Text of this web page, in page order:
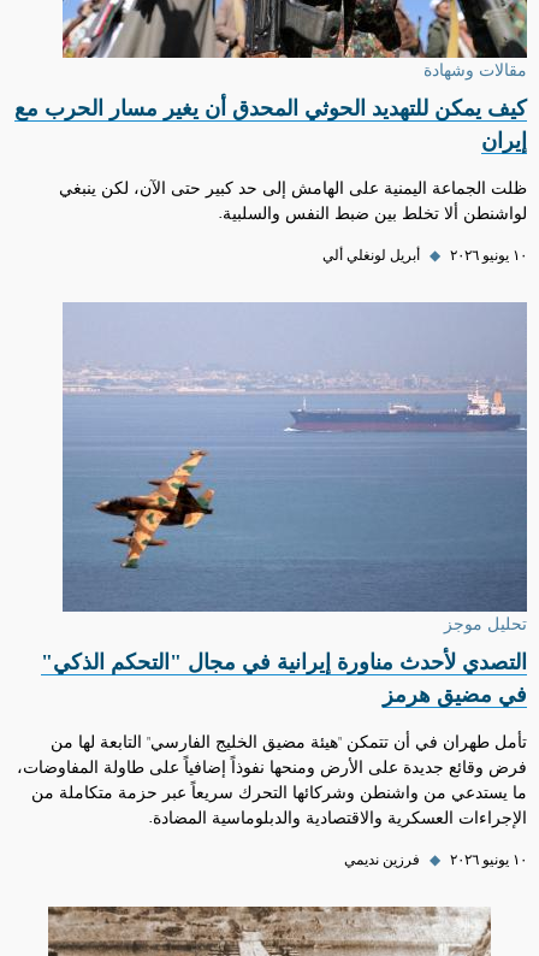
مقالات وشهادة
كيف يمكن للتهديد الحوثي المحدق أن يغير مسار الحرب مع
إيران
ظلت الجماعة اليمنية على الهامش إلى حد كبير حتى الآن، لكن ينبغي
لواشنطن ألا تخلط بين ضبط النفس والسلبية.
١٠ يونيو ٢٠٢٦ ◆ أبريل لونغلي ألي
تحليل موجز
التصدي لأحدث مناورة إيرانية في مجال "التحكم الذكي"
في مضيق هرمز
تأمل طهران في أن تتمكن "هيئة مضيق الخليج الفارسي" التابعة لها من
فرض وقائع جديدة على الأرض ومنحها نفوذاً إضافياً على طاولة المفاوضات،
ما يستدعي من واشنطن وشركائها التحرك سريعاً عبر حزمة متكاملة من
الإجراءات العسكرية والاقتصادية والدبلوماسية المضادة.
١٠ يونيو ٢٠٢٦ ◆ فرزين نديمي